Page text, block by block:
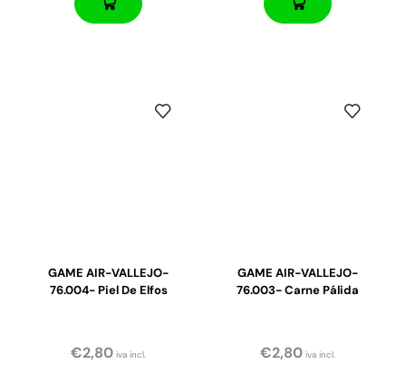
GAME AIR-VALLEJO-
76.004- Piel De Elfos
€2,80 iva incl.
GAME AIR-VALLEJO-
76.003- Carne Pálida
€2,80 iva incl.